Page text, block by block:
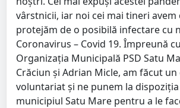
vârstnicii, iar noi cei mai tineri avem
protejăm de o posibilă infectare cu
Coronavirus – Covid 19. Împreună
Organizația Municipală PSD Satu
Crăciun și Adrian Micle, am făcut
voluntariat și ne punem la
municipiul Satu Mare pentru a le